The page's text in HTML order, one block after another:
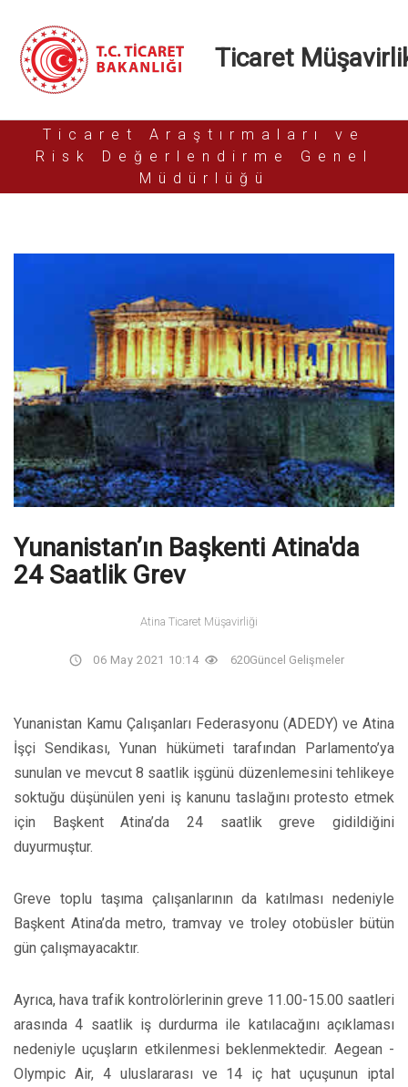
Ticaret
Ticaret Araştırmaları ve
Risk Değerlendirme Genel
Müdürlüğü
Yunanistan’ın Başkenti Atina'da
24 Saatlik Grev
Atina Ticaret Müşavirliği
06 May 2021 10:14 620Güncel Gelişmeler
Yunanistan Kamu Çalışanları Federasyonu (ADEDY) ve Atina
İşçi Sendikası, Yunan hükümeti tarafından Parlamento’ya
sunulan ve mevcut 8 saatlik işgünü düzenlemesini tehlikeye
soktuğu düşünülen yeni iş kanunu taslağını protesto etmek
için Başkent Atina’da 24 saatlik greve gidildiğini
duyurmuştur.
Greve toplu taşıma çalışanlarının da katılması nedeniyle
Başkent Atina’da metro, tramvay ve troley otobüsler bütün
gün çalışmayacaktır.
Ayrıca, hava trafik kontrolörlerinin greve 11.00-15.00 saatleri
arasında 4 saatlik iş durdurma ile katılacağını açıklaması
nedeniyle uçuşların etkilenmesi beklenmektedir. Aegean -
Olympic Air, 4 uluslararası ve 14 iç hat uçuşunun iptal